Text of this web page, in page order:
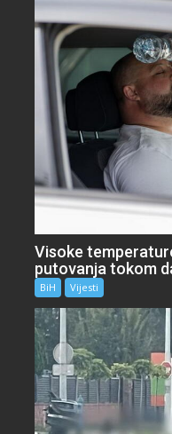
Visoke
putovanja tokom
BiH Vijesti